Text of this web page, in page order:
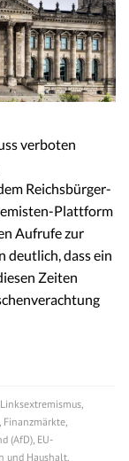
verboten
Reichsbürger-
Plattform
Aufrufe zur
deutlich, dass ein
Zeiten
Linksextremismus,
, Finanzmärkte,
(AfD), EU-
und Haushalt,